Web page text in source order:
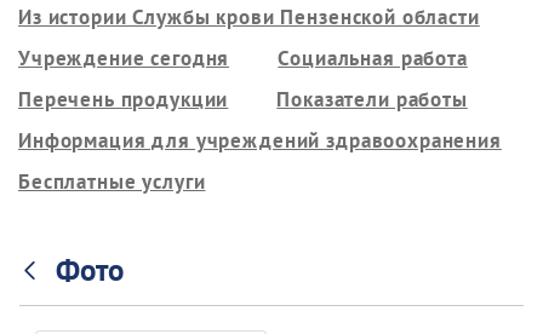
Из истории Службы крови Пензенской области
Учреждение сегодня
Социальная работа
Перечень продукции
Показатели работы
Информация для учреждений здравоохранения
Бесплатные услуги
Фото